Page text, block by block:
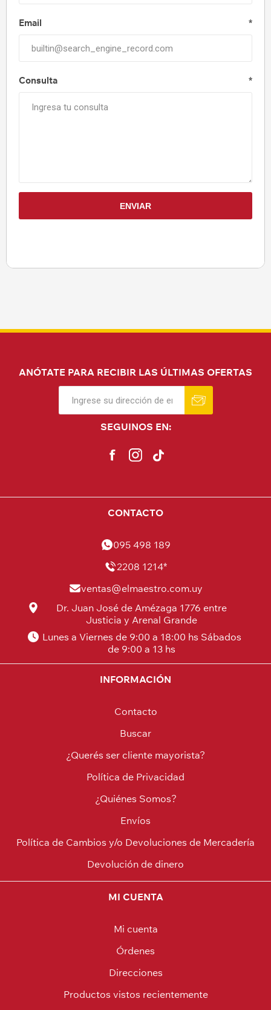
Email *
Consulta *
ANÓTATE PARA RECIBIR LAS ÚLTIMAS OFERTAS
SEGUINOS EN:
CONTACTO
095 498 189
2208 1214*
ventas@elmaestro.com.uy
Dr. Juan José de Amézaga 1776 entre
Justicia y Arenal Grande
Lunes a Viernes de 9:00 a 18:00 hs Sábados
de 9:00 a 13 hs
INFORMACIÓN
Contacto
Buscar
¿Querés ser cliente mayorista?
Política de Privacidad
¿Quiénes Somos?
Envíos
Política de Cambios y/o Devoluciones de Mercadería
Devolución de dinero
MI CUENTA
Mi cuenta
Órdenes
Direcciones
Productos vistos recientemente